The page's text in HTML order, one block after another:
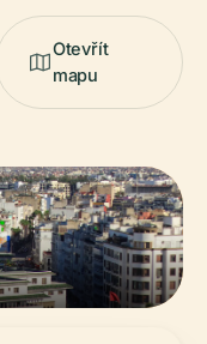
Otevřít
mapu